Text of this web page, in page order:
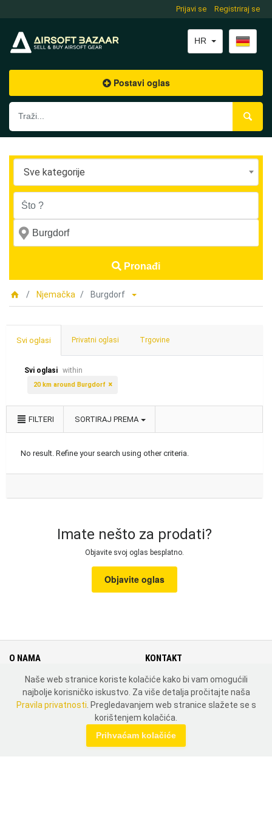
Prijavi se Registriraj se
HR
Postavi oglas
Sve kategorije
Pronađi
Njemačka Burgdorf
Svi oglasi Privatni oglasi Trgovine
Svi oglasi within
20 km around Burgdorf
FILTERI SORTIRAJ PREMA
No result. Refine your search using other criteria.
Imate nešto za prodati?
Objavite svoj oglas besplatno.
Objavite oglas
O NAMA
Cjenik
Uvjeti i pravila korištenja
Pravila privatnosti
KONTAKT
Kontakt
Mapa weba
Zemlje
Naše web stranice koriste kolačiće kako bi vam omogućili
najbolje korisničko iskustvo. Za više detalja pročitajte naša
Pravila privatnosti . Pregledavanjem web stranice slažete se s
korištenjem kolačića.
Prihvaćam kolačiće